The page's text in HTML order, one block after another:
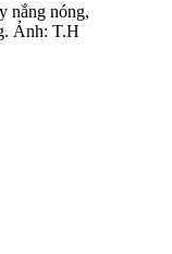
nắng nóng,
Ảnh: T.H